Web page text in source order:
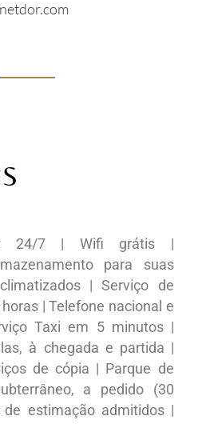
24/7 | Wifi grátis |
para suas
| Serviço de
| Telefone nacional e
Taxi em 5 minutos |
à chegada e partida |
de cópia | Parque de
a pedido (30
estimação admitidos |